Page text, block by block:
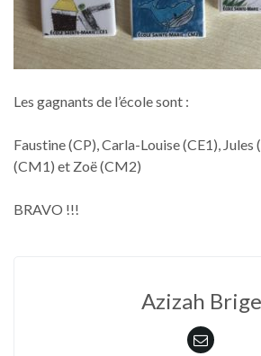
Les gagnants de l’école sont :
Faustine (CP), Carla-Louise (CE1), Jules
(CM1) et Zoë (CM2)
BRAVO !!!
Azizah Brige